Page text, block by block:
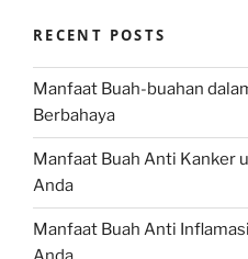
RECENT POSTS
Manfaat Buah-buahan
Berbahaya
Manfaat Buah Anti Kanker
Anda
Manfaat Buah Anti